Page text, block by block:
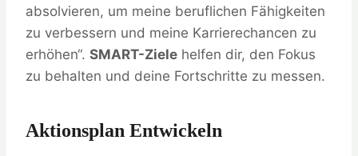
absolvieren, um meine beruflichen Fähigkeiten
zu verbessern und meine Karrierechancen zu
erhöhen“. SMART-Ziele helfen dir, den Fokus
zu behalten und deine Fortschritte zu messen.
Aktionsplan Entwickeln